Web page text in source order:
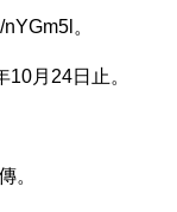
。
月24日止。
。